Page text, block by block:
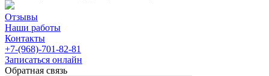
Отзывы
Наши работы
Контакты
+7-(968)-701-82-81
Записаться онлайн
Обратная связь